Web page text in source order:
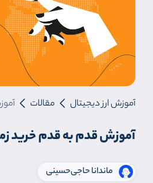
آموزش ارز دیجیتال مقالات
آموزش قدم به قدم خرید
ماندانا حاجی‌حسینی